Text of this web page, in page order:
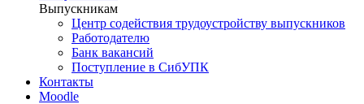
Выпускникам
Центр содействия трудоустройству выпускников
Работодателю
Банк вакансий
Поступление в СибУПК
Контакты
Moodle